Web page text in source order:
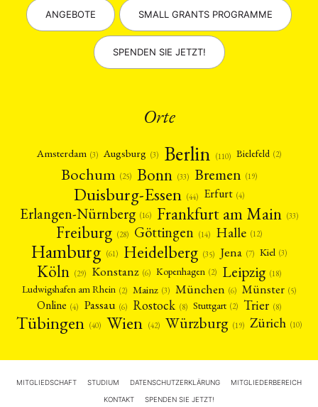
ANGEBOTE SMALL GRANTS PROGRAMME
SPENDEN SIE JETZT!
Orte
Amsterdam (3) Augsburg (3) Berlin (110) Bielefeld (2)
Bochum (25) Bonn (33) Bremen (19)
Duisburg-Essen (44) Erfurt (4)
Erlangen-Nürnberg (16) Frankfurt am Main (33)
Freiburg (28) Göttingen (14) Halle (12)
Hamburg (61) Heidelberg (35) Jena (7) Kiel (3)
Köln (29) Konstanz (6) Kopenhagen (2) Leipzig (18)
Ludwigshafen am Rhein (2) Mainz (3) München (6) Münster (5)
Online (4) Passau (6) Rostock (8) Stuttgart (2) Trier (8)
Tübingen (40) Wien (42) Würzburg (19) Zürich (10)
MITGLIEDSCHAFT STUDIUM DATENSCHUTZERKLÄRUNG MITGLIEDERBEREICH
KONTAKT SPENDEN SIE JETZT!